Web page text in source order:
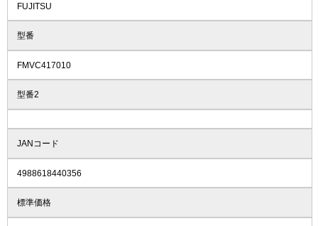
FUJITSU
型番
FMVC417010
型番2
JANコード
4988618440356
標準価格